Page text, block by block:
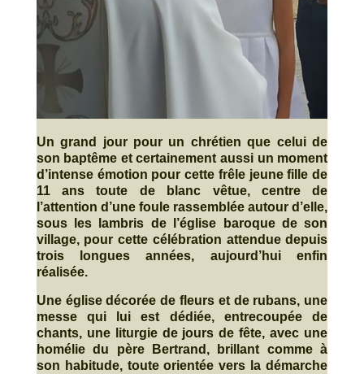
Un grand jour pour un chrétien que celui de
son baptême et certainement aussi un moment
d’intense émotion pour cette frêle jeune fille de
11 ans toute de blanc vêtue, centre de
l’attention d’une foule rassemblée autour d’elle,
sous les lambris de l’église baroque de son
village, pour cette célébration attendue depuis
trois longues années, aujourd’hui enfin
réalisée.
Une église décorée de fleurs et de rubans, une
messe qui lui est dédiée, entrecoupée de
chants, une liturgie de jours de fête, avec une
homélie du père Bertrand, brillant comme à
son habitude, toute orientée vers la démarche